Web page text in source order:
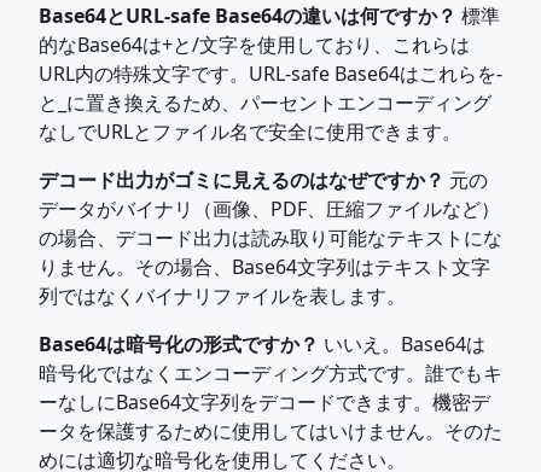
Base64とURL-safe Base64の違いは何ですか？ 標準
的なBase64は+と/文字を使用しており、これらは
URL内の特殊文字です。URL-safe Base64はこれらを-
と_に置き換えるため、パーセントエンコーディング
なしでURLとファイル名で安全に使用できます。
デコード出力がゴミに見えるのはなぜですか？ 元の
データがバイナリ（画像、PDF、圧縮ファイルなど）
の場合、デコード出力は読み取り可能なテキストにな
りません。その場合、Base64文字列はテキスト文字
列ではなくバイナリファイルを表します。
Base64は暗号化の形式ですか？ いいえ。Base64は
暗号化ではなくエンコーディング方式です。誰でもキ
ーなしにBase64文字列をデコードできます。機密デ
ータを保護するために使用してはいけません。そのた
めには適切な暗号化を使用してください。